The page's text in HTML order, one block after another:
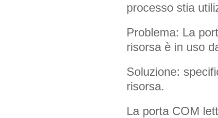
processo stia
Problema: La
risorsa è in uso
Soluzione:
risorsa.
La porta COM